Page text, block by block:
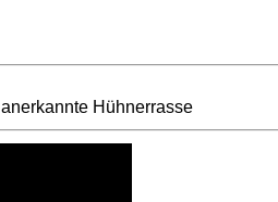
anerkannte Hühnerrasse